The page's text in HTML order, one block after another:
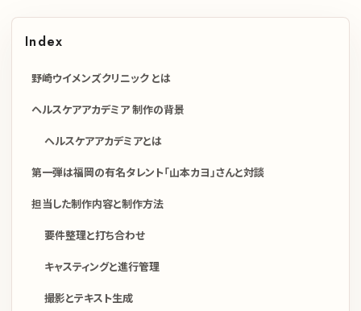
Index
野崎ウイメンズクリニック とは
ヘルスケアアカデミア 制作の背景
ヘルスケアアカデミアとは
第一弾は福岡の有名タレント「山本カヨ」さんと対談
担当した制作内容と制作方法
要件整理と打ち合わせ
キャスティングと進行管理
撮影とテキスト生成